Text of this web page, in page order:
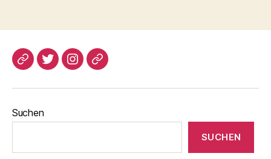
blogspotTwitterInstagramPinterest
Suchen
SUCHEN